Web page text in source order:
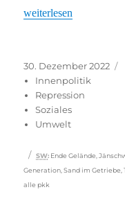
„Die
weiterlesen
Veröffentlicht
am
30. Dezember 2022
Innenpolitik
Repression
Soziales
Umwelt
Schlagwörter
SW: Ende Gelände ,
Generation ,Sand im Getriebe ,
alle pkk